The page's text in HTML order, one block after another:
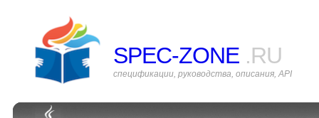
SPEC-ZONE .RU
спецификации, руководства, описания, API